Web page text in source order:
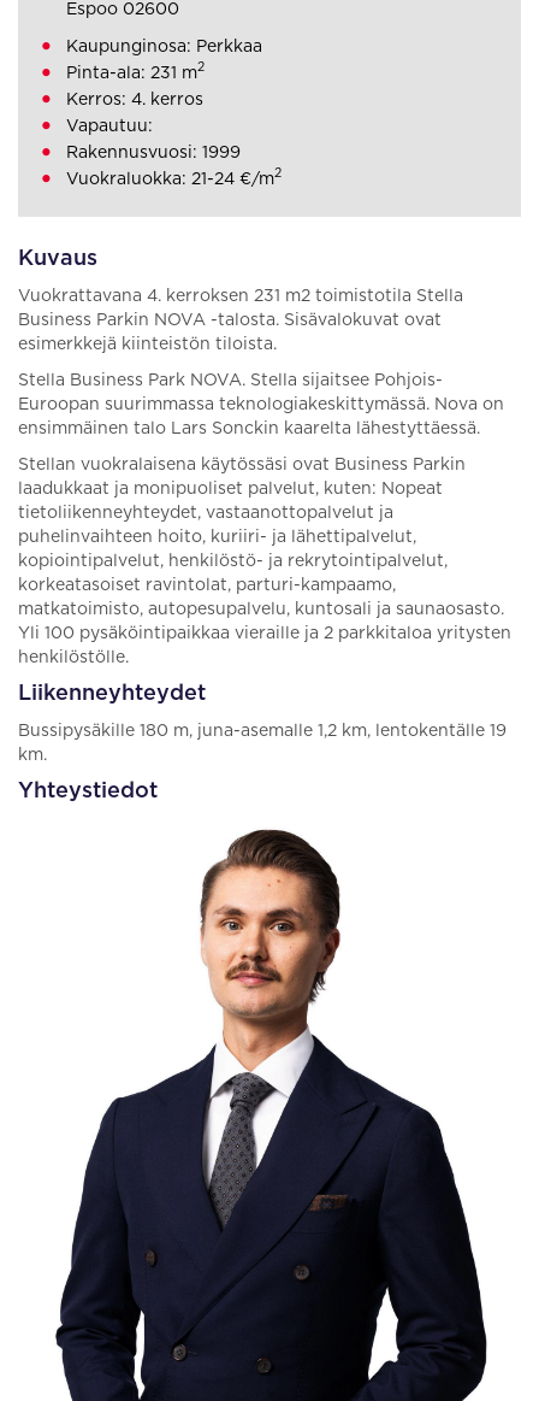
Kuvaus
Vuokrattavana 4. kerroksen 231 m2 toimistotila Stella
Business Parkin NOVA -talosta. Sisävalokuvat ovat
esimerkkejä kiinteistön tiloista.
Stella Business Park NOVA. Stella sijaitsee Pohjois-
Euroopan suurimmassa teknologiakeskittymässä. Nova on
ensimmäinen talo Lars Sonckin kaarelta lähestyttäessä.
Stellan vuokralaisena käytössäsi ovat Business Parkin
laadukkaat ja monipuoliset palvelut, kuten: Nopeat
tietoliikenneyhteydet, vastaanottopalvelut ja
puhelinvaihteen hoito, kuriiri- ja lähettipalvelut,
kopiointipalvelut, henkilöstö- ja rekrytointipalvelut,
korkeatasoiset ravintolat, parturi-kampaamo,
matkatoimisto, autopesupalvelu, kuntosali ja saunaosasto.
Yli 100 pysäköintipaikkaa vieraille ja 2 parkkitaloa yritysten
henkilöstölle.
Liikenneyhteydet
Bussipysäkille 180 m, juna-asemalle 1,2 km, lentokentälle 19
km.
Yhteystiedot
Espoo 02600
Kaupunginosa: Perkkaa
Pinta-ala: 231 m2
Kerros: 4. kerros
Vapautuu:
Rakennusvuosi: 1999
Vuokraluokka: 21-24 €/m2